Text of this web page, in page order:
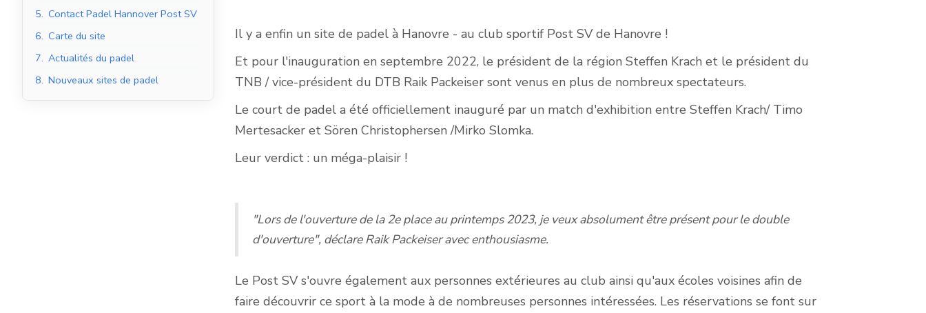
5. Contact Padel Hannover Post SV
6. Carte du site
7. Actualités du padel
8. Nouveaux sites de padel
Il y a enfin un site de padel à Hanovre - au club sportif Post SV de Hanovre !
Et pour l'inauguration en septembre 2022, le président de la région Steffen Krach et le président du
TNB / vice-président du DTB Raik Packeiser sont venus en plus de nombreux spectateurs.
Le court de padel a été officiellement inauguré par un match d'exhibition entre Steffen Krach/ Timo
Mertesacker et Sören Christophersen /Mirko Slomka.
Leur verdict : un méga-plaisir !
"Lors de l'ouverture de la 2e place au printemps 2023, je veux absolument être présent pour le double
d'ouverture", déclare Raik Packeiser avec enthousiasme.
Le Post SV s'ouvre également aux personnes extérieures au club ainsi qu'aux écoles voisines afin de
faire découvrir ce sport à la mode à de nombreuses personnes intéressées. Les réservations se font sur
Courts de padel en
Courts de padel en